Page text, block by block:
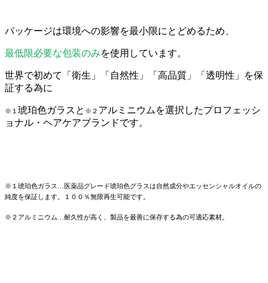
パッケージは環境への影響を最小限にとどめるため、
最低限必要な包装のみを使用しています。
世界で初めて「衛生」「自然性」「高品質」「透明性」を保
証する為に
※１琥珀色ガラスと ※２ アルミニウムを選択したプロフェッシ
ョナル・ヘアケアブランドです。
※１琥珀色ガラス…医薬品グレード琥珀色グラスは自然成分やエッセンシャルオイルの
純度を保証します。１００％無限再生可能です。
※２アルミニウム…耐久性が高く、製品を最善に保存する為の可適応素材。